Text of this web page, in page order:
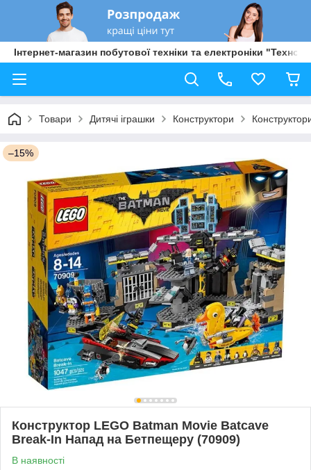
Інтернет-магазин побутової техніки та електроніки "Техно
Товари Дитячі іграшки Конструктори
–15%
Конструктор LEGO Batman Movie Batcave
Break-In Напад на Бетпещеру (70909)
В наявності